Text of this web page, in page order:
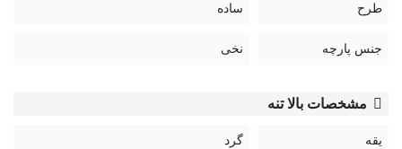
طرح ساده
جنس پارچه نخی
مشخصات بالا تنه
یقه گرد